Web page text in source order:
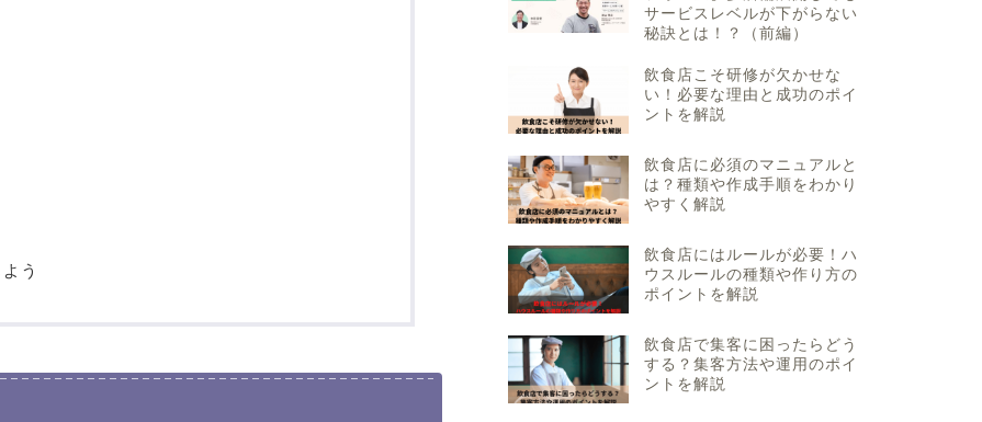
う
サービスレベルが下がらない
秘訣とは！？（前編）
飲食店こそ研修が欠かせな
い！必要な理由と成功のポイ
ントを解説
飲食店に必須のマニュアルと
は？種類や作成手順をわかり
やすく解説
飲食店にはルールが必要！ハ
ウスルールの種類や作り方の
ポイントを解説
飲食店で集客に困ったらどう
する？集客方法や運用のポイ
ントを解説